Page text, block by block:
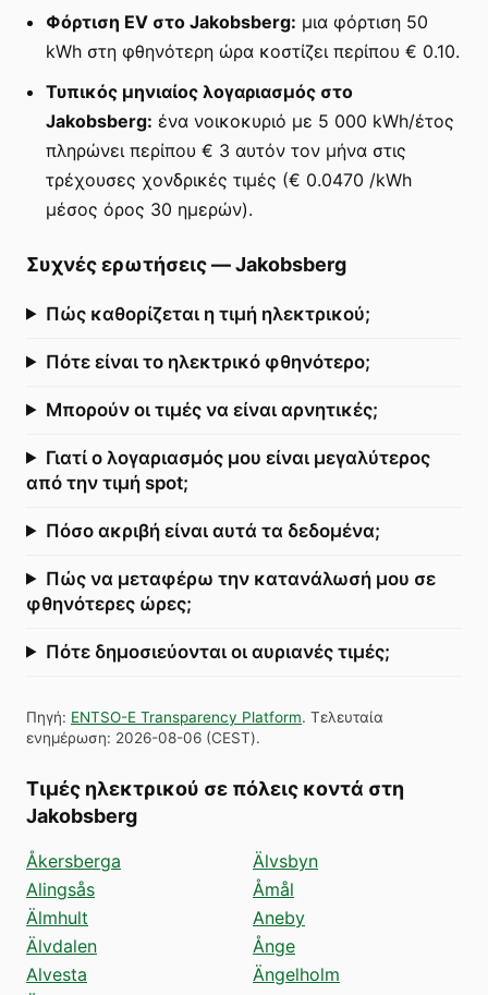
Φόρτιση EV στο Jakobsberg: μια φόρτιση 50
kWh στη φθηνότερη ώρα κοστίζει περίπου € 0.10.
Τυπικός μηνιαίος λογαριασμός στο
Jakobsberg: ένα νοικοκυριό με 5 000 kWh/έτος
πληρώνει περίπου € 3 αυτόν τον μήνα στις
τρέχουσες χονδρικές τιμές (€ 0.0470 /kWh
μέσος όρος 30 ημερών).
Συχνές ερωτήσεις—Jakobsberg
Πώς καθορίζεται η τιμή ηλεκτρικού;
Πότε είναι το ηλεκτρικό φθηνότερο;
Μπορούν οι τιμές να είναι αρνητικές;
Γιατί ο λογαριασμός μου είναι μεγαλύτερος
από την τιμή spot;
Πόσο ακριβή είναι αυτά τα δεδομένα;
Πώς να μεταφέρω την κατανάλωσή μου σε
φθηνότερες ώρες;
Πότε δημοσιεύονται οι αυριανές τιμές;
Πηγή: ENTSO-E Transparency Platform. Τελευταία
ενημέρωση: 2026-08-06 (CEST).
Τιμές ηλεκτρικού σε πόλεις κοντά στη
Jakobsberg
Åkersberga
Alingsås
Älmhult
Älvdalen
Alvesta
Älvsbyn
Åmål
Aneby
Ånge
Ängelholm